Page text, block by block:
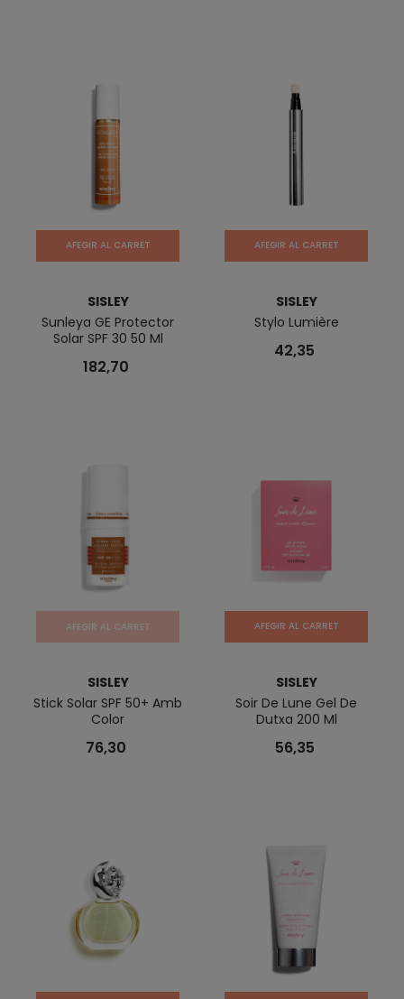
AFEGIR AL CARRET
SISLEY
Sunleya GE Protector
Solar SPF 30 50 Ml
182,70
AFEGIR AL CARRET
SISLEY
Stylo Lumière
42,35
AFEGIR AL CARRET
SISLEY
Stick Solar SPF 50+ Amb
Color
76,30
AFEGIR AL CARRET
SISLEY
Soir De Lune Gel De
Dutxa 200 Ml
56,35